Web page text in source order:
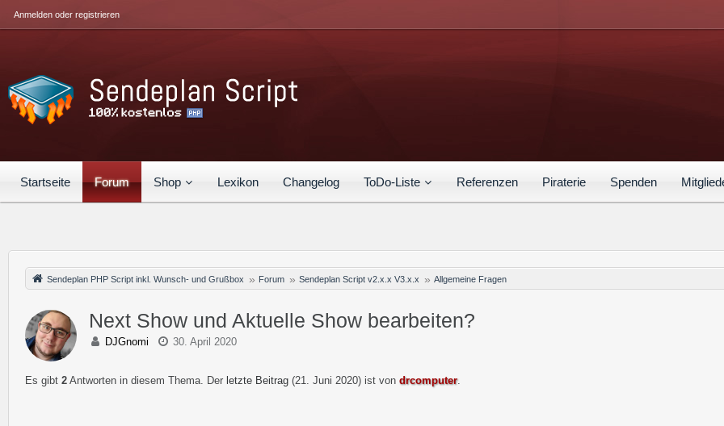
Startseite Forum Shop Lexikon Changelog ToDo-Liste Referenzen Piraterie Spenden
Anmelden oder registrieren
Sendeplan PHP Script inkl. Wunsch- und Grußbox Forum Sendeplan Script v2.x.x V3.x.x Allgemeine Fragen
Next Show und Aktuelle Show bearbeiten?
DJGnomi 30. April 2020
Es gibt 2 Antworten in diesem Thema. Der letzte Beitrag (21. Juni 2020) ist von drcomputer.